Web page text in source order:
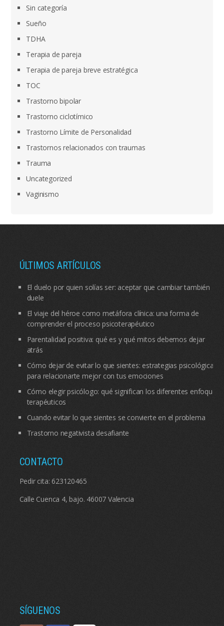
Sin categoría
Sueño
TDHA
Terapia de pareja
Terapia de pareja breve estratégica
TOC
Trastorno bipolar
Trastorno ciclotímico
Trastorno Límite de Personalidad
Trastornos relacionados con traumas
Trauma
Uncategorized
Vaginismo
ÚLTIMOS ARTÍCULOS
El duelo por quien solías ser: aceptar que cambiar también
duele
El viaje del héroe como metáfora clínica: una forma de
comprender el proceso psicoterapéutico
Parentalidad positiva: qué es y qué mitos debemos dejar
atrás
Cómo dejar de evitar lo que sientes: estrategias psicológicas
para relacionarte mejor con tus emociones
Cómo elegir psicólogo: qué significan los diferentes enfoques
terapéuticos
Cuando evitar lo que sientes se convierte en el problema
Trastorno negativista desafiante
CONTACTO
Pedir cita: 623120465
Calle Cuenca 4, bajo. 46007 Valencia
SÍGUENOS